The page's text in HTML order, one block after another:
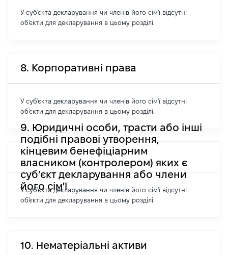
У суб'єкта декларування чи членів його сім'ї відсутні
об'єкти для декларування в цьому розділі.
8. Корпоративні права
У суб'єкта декларування чи членів його сім'ї відсутні
об'єкти для декларування в цьому розділі.
9. Юридичні особи, трасти або інші
подібні правові утворення,
кінцевим бенефіціарним
власником (контролером) яких є
суб’єкт декларування або члени
його сім'ї
У суб'єкта декларування чи членів його сім'ї відсутні
об'єкти для декларування в цьому розділі.
10. Нематеріальні активи